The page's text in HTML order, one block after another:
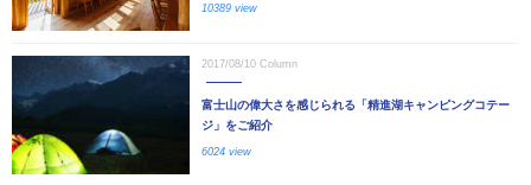
10389 view
2017/08/10 Column
富士山の偉大さを感じられる「精進湖キャンピングコテー
ジ」をご紹介
6024 view